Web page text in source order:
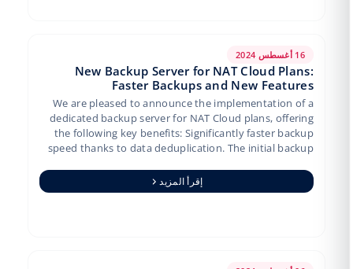
16 أغسطس 2024
New Backup Server for NAT Cloud Plans:
Faster Backups and New Features
We are pleased to announce the implementation of a
dedicated backup server for NAT Cloud plans, offering
the following key benefits: Significantly faster backup
speed thanks to data deduplication. The initial backup
إقرأ المزيد